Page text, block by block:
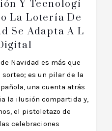
Y Tecnologí
La Lotería De
Se Adapta A L
Navidad es más que
es un pilar de la
una cuenta atrás
la ilusión compartida y,
el pistoletazo de
celebraciones